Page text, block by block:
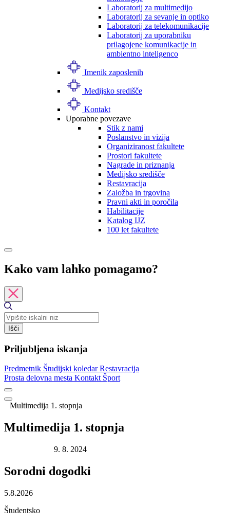
Laboratorij za multimedijo
Laboratorij za sevanje in optiko
Laboratorij za telekomunikacije
Laboratorij za uporabniku
prilagojene komunikacije in
ambientno inteligenco
Imenik zaposlenih
Medijsko središče
Kontakt
Uporabne povezave
Stik z nami
Poslanstvo in vizija
Organiziranost fakultete
Prostori fakultete
Nagrade in priznanja
Medijsko središče
Restavracija
Založba in trgovina
Pravni akti in poročila
Habilitacije
Katalog IJZ
100 let fakultete
Kako vam lahko pomagamo?
Išči
Priljubljena iskanja
Predmetnik Študijski koledarRestavracija
Prosta delovna mesta Kontakt Šport
Multimedija 1. stopnja
Multimedija 1. stopnja
9. 8. 2024
Sorodni dogodki
5.8.2026
Študentsko